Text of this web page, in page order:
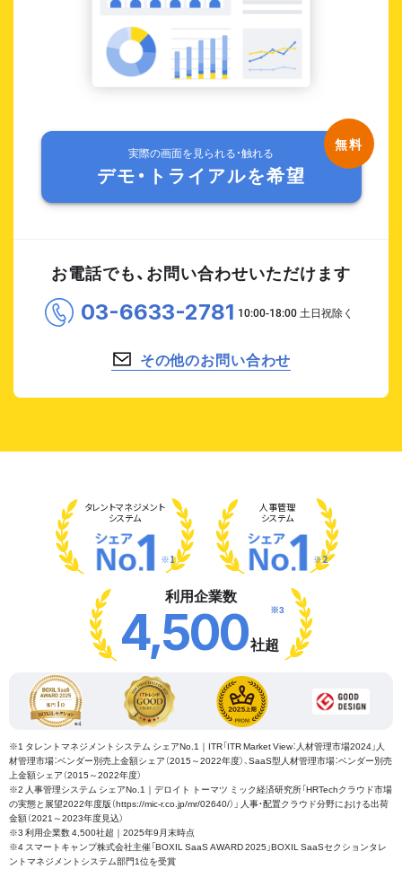
実際の画面を見られる・触れる
デモ・トライアルを希望
お電話でも、お問い合わせいただけます
03-6633-2781
その他のお問い合わせ
タレントマネジメント
システム
※1
人事管理
システム
※2
利用企業数
4,500社超
※3
※1 タレントマネジメントシステム シェアNo.1｜ITR「ITR Market View：人材管理市場2024」人
材管理市場：ベンダー別売上金額シェア（2015～2022年度）、SaaS型人材管理市場：ベンダー別売
上金額シェア（2015～2022年度）
※2 人事管理システム シェアNo.1｜デロイト トーマツ ミック経済研究所「HRTechクラウド市場
の実態と展望2022年度版（https://mic-r.co.jp/mr/02640/）」 人事・配置クラウド分野における出荷
金額（2021～2023年度見込）
※3 利用企業数 4,500社超｜2025年9月末時点
※4 スマートキャンプ株式会社主催「BOXIL SaaS AWARD 2025」BOXIL SaaSセクションタレ
ントマネジメントシステム部門1位を受賞